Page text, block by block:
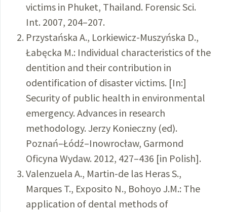
victims in Phuket, Thailand. Forensic Sci.
Int. 2007, 204–207.
Przystańska A., Lorkiewicz-Muszyńska D.,
Łabęcka M.: Individual characteristics of the
dentition and their contribution in
odentification of disaster victims. [In:]
Security of public health in environmental
emergency. Advances in research
methodology. Jerzy Konieczny (ed).
Poznań–Łódź–Inowrocław, Garmond
Oficyna Wydaw. 2012, 427–436 [in Polish].
Valenzuela A., Martin-de las Heras S.,
Marques T., Exposito N., Bohoyo J.M.: The
application of dental methods of